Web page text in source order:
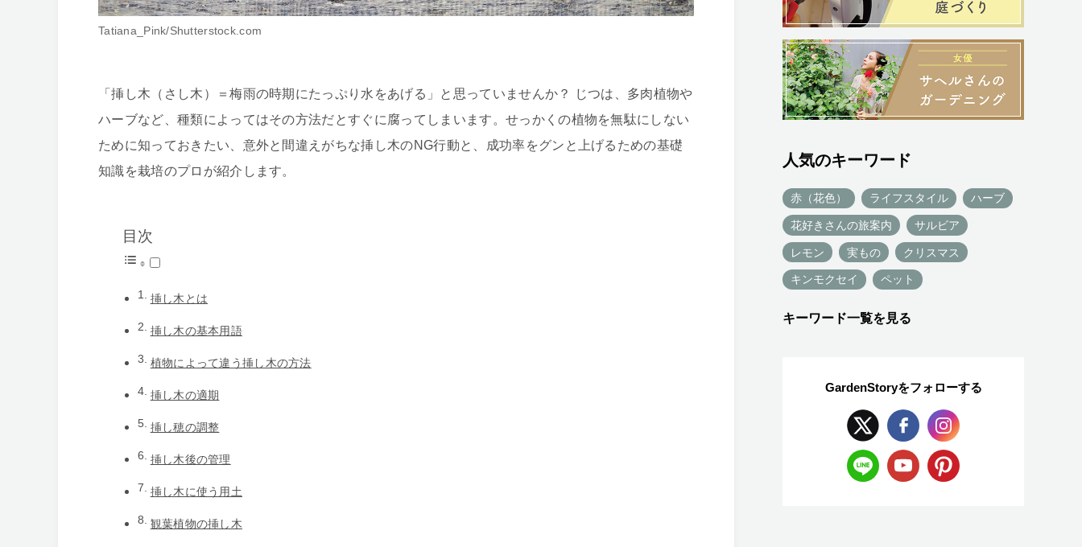
Tatiana_Pink/Shutterstock.com
「挿し木（さし木）＝梅雨の時期にたっぷり水をあげる」と思っていませんか？ じつは、多肉植物や
ハーブなど、種類によってはその方法だとすぐに腐ってしまいます。せっかくの植物を無駄にしない
ために知っておきたい、意外と間違えがちな挿し木のNG行動と、成功率をグンと上げるための基礎
知識を栽培のプロが紹介します。
目次
挿し木とは
挿し木の基本用語
植物によって違う挿し木の方法
挿し木の適期
挿し穂の調整
挿し木後の管理
挿し木に使う用土
観葉植物の挿し木
人気のキーワード
赤（花色） ライフスタイル ハーブ
花好きさんの旅案内 サルビア
レモン 実もの クリスマス
キンモクセイ ペット
キーワード一覧を見る
GardenStoryをフォローする